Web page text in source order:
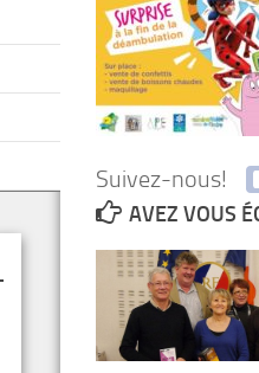
Suivez-nous!
AVEZ VOUS